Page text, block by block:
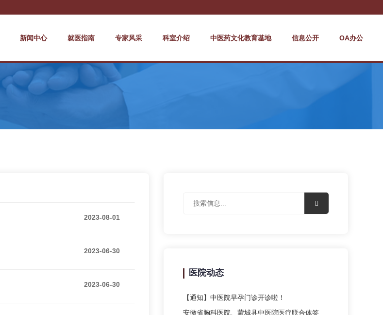
新闻中心 就医指南 专家风采 科室介绍 中医药文化教育基地 信息公开 OA办公
2023-08-01
2023-06-30
2023-06-30
医院动态
【通知】中医院早孕门诊开诊啦！
安徽省胸科医院、蒙城县中医院医疗联合体签